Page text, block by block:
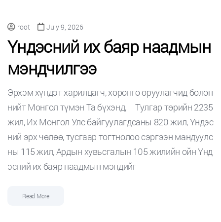
root July 9, 2026
Үндэсний их баяр наадмын
мэндчилгээ
Эрхэм хүндэт харилцагч, хөрөнгө оруулагчид болон
нийт Монгол түмэн Та бүхэнд, Тулгар төрийн 2235
жил, Их Монгол Улс байгуулагдсаны 820 жил, Үндэс
ний эрх чөлөө, тусгаар тогтнолоо сэргээн мандуулс
ны 115 жил, Ардын хувьсгалын 105 жилийн ойн Үнд
эсний их баяр наадмын мэндийг
Read More